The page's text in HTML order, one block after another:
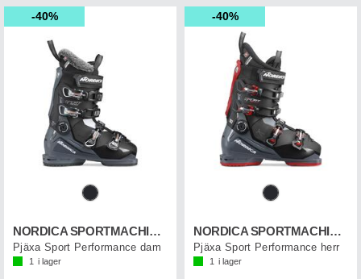
40%
NORDICA SPORTMACHINE 3 75 W
Pjäxa Sport Performance dam
1 i lager
40%
NORDICA SPORTMACHINE 3 90
Pjäxa Sport Performance herr
1 i lager